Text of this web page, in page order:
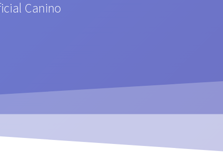
Canino